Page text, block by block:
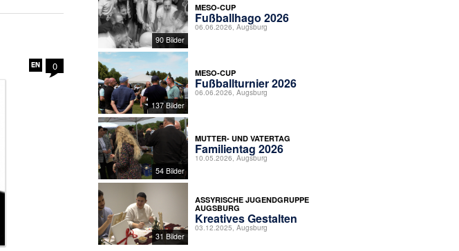
0
90 Bilder
MESO-CUP
Fußballhago 2026
06.06.2026, Augsburg
137 Bilder
MESO-CUP
Fußballturnier 2026
06.06.2026, Augsburg
54 Bilder
MUTTER- UND VATERTAG
Familientag 2026
10.05.2026, Augsburg
31 Bilder
ASSYRISCHE JUGENDGRUPPE
AUGSBURG
Kreatives Gestalten
03.12.2025, Augsburg